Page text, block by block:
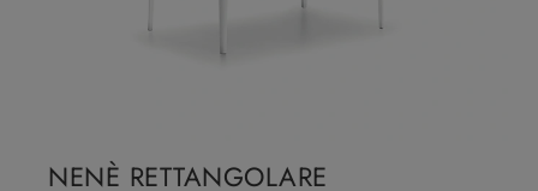
NENÈ RETTANGOLARE